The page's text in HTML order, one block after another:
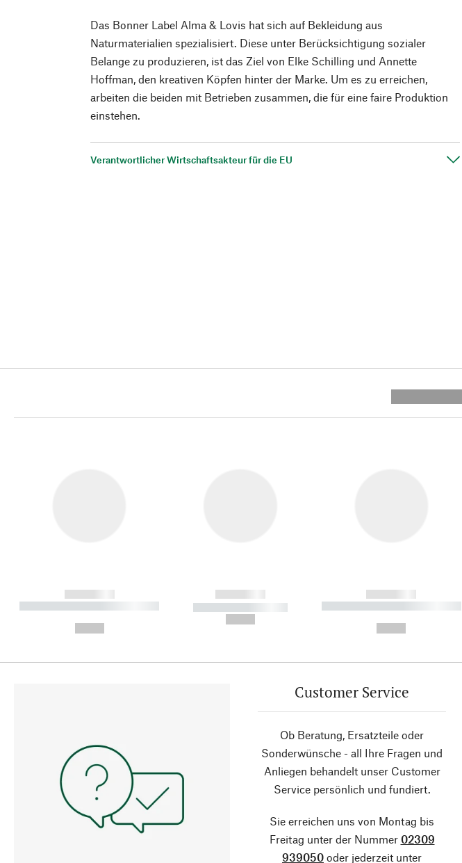
Das Bonner Label Alma & Lovis hat sich auf Bekleidung aus
Naturmaterialien spezialisiert. Diese unter Berücksichtigung sozialer
Belange zu produzieren, ist das Ziel von Elke Schilling und Annette
Hoffman, den kreativen Köpfen hinter der Marke. Um es zu erreichen,
arbeiten die beiden mit Betrieben zusammen, die für eine faire Produktion
einstehen.
Verantwortlicher Wirtschaftsakteur für die EU
------------
----------- ----------- ----------
------------
----------- -----------
------------
----------- ----------- ----------
Customer Service
Ob Beratung, Ersatzteile oder
Sonderwünsche - all Ihre Fragen und
Anliegen behandelt unser Customer
Service persönlich und fundiert.
Sie erreichen uns von Montag bis
Freitag unter der Nummer 02309
939050 oder jederzeit unter